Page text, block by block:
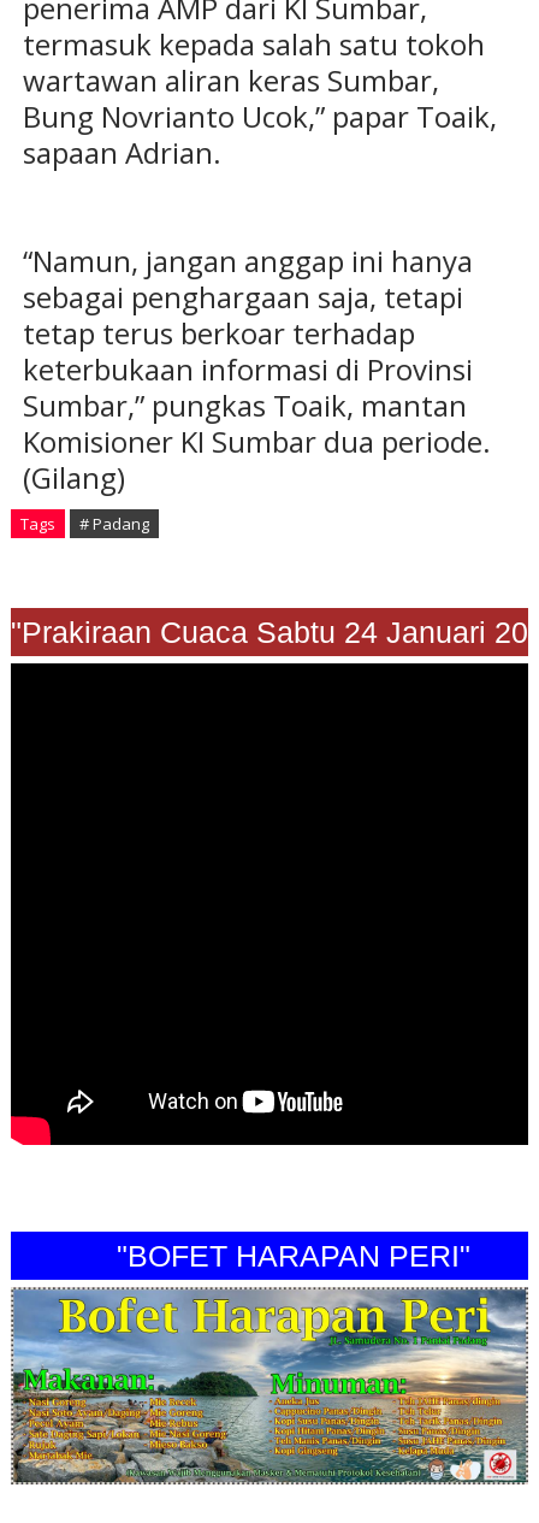
penerima AMP dari KI Sumbar,
termasuk kepada salah satu tokoh
wartawan aliran keras Sumbar,
Bung Novrianto Ucok,” papar Toaik,
sapaan Adrian.
“Namun, jangan anggap ini hanya
sebagai penghargaan saja, tetapi
tetap terus berkoar terhadap
keterbukaan informasi di Provinsi
Sumbar,” pungkas Toaik, mantan
Komisioner KI Sumbar dua periode.
(Gilang)
Tags # Padang
Cuaca Sabtu 24 Januari
"BOFET HARAPAN PERI"